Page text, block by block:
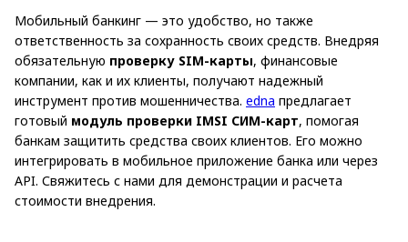
Мобильный банкинг — это удобство, но также
ответственность за сохранность своих средств. Внедряя
обязательную проверку SIM-карты, финансовые
компании, как и их клиенты, получают надежный
инструмент против мошенничества. edna предлагает
готовый модуль проверки IMSI СИМ-карт, помогая
банкам защитить средства своих клиентов. Его можно
интегрировать в мобильное приложение банка или через
API. Свяжитесь с нами для демонстрации и расчета
стоимости внедрения.